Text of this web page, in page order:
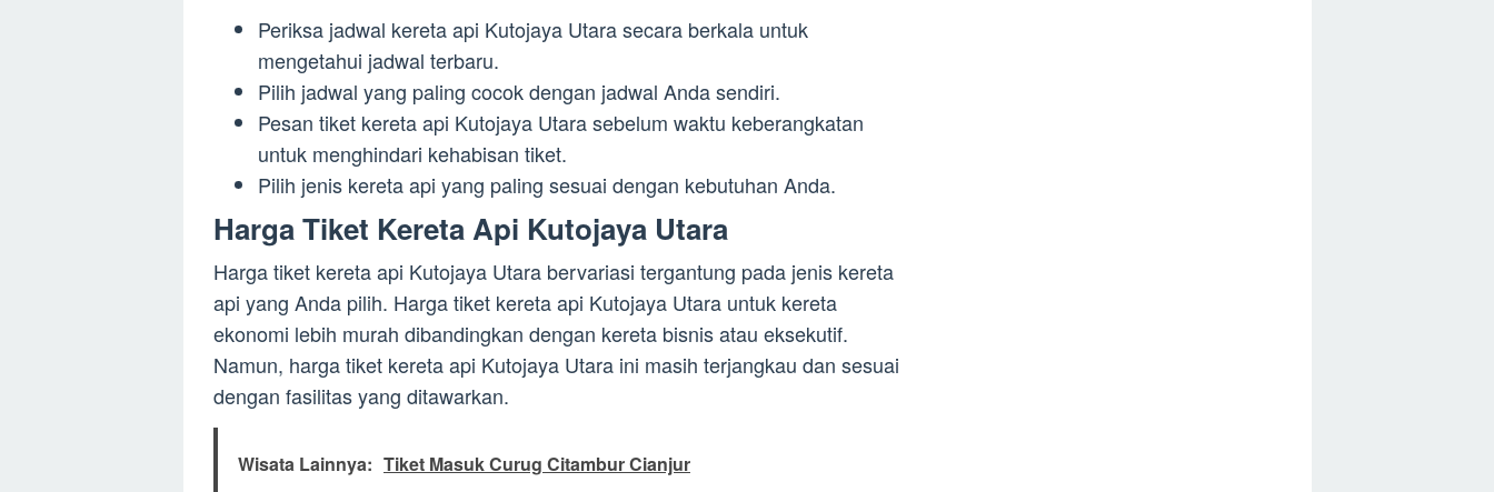
Periksa jadwal kereta api Kutojaya Utara secara berkala untuk
mengetahui jadwal terbaru.
Pilih jadwal yang paling cocok dengan jadwal Anda sendiri.
Pesan tiket kereta api Kutojaya Utara sebelum waktu keberangkatan
untuk menghindari kehabisan tiket.
Pilih jenis kereta api yang paling sesuai dengan kebutuhan Anda.
Harga Tiket Kereta Api Kutojaya Utara
Harga tiket kereta api Kutojaya Utara bervariasi tergantung pada jenis kereta
api yang Anda pilih. Harga tiket kereta api Kutojaya Utara untuk kereta
ekonomi lebih murah dibandingkan dengan kereta bisnis atau eksekutif.
Namun, harga tiket kereta api Kutojaya Utara ini masih terjangkau dan sesuai
dengan fasilitas yang ditawarkan.
Wisata Lainnya: Tiket Masuk Curug Citambur Cianjur